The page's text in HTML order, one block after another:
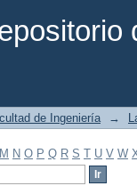
de Ingeniería →
M N O P Q R S T U V W